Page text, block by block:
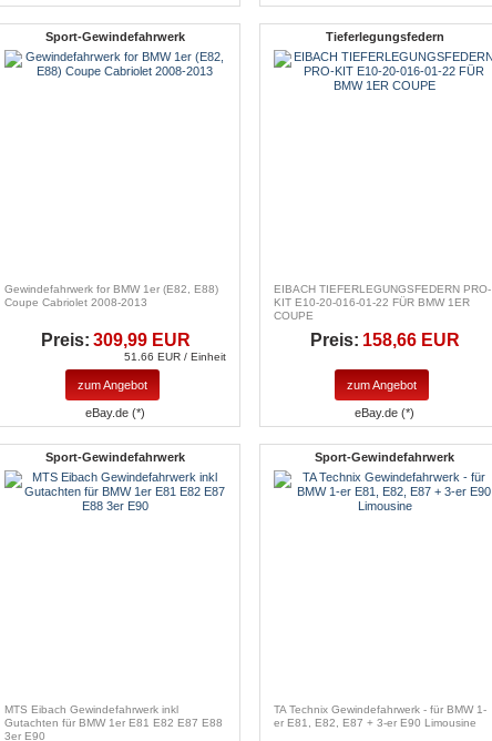
Sport-Gewindefahrwerk
Gewindefahrwerk for BMW 1er (E82, E88)
Coupe Cabriolet 2008-2013
Preis: 309,99 EUR
51.66 EUR / Einheit
zum Angebot
eBay.de (*)
Tieferlegungsfedern
EIBACH TIEFERLEGUNGSFEDERN PRO-
KIT E10-20-016-01-22 FÜR BMW 1ER
COUPE
Preis: 158,66 EUR
zum Angebot
eBay.de (*)
Sport-Gewindefahrwerk
MTS Eibach Gewindefahrwerk inkl
Gutachten für BMW 1er E81 E82 E87 E88
3er E90
Sport-Gewindefahrwerk
TA Technix Gewindefahrwerk - für BMW 1-
er E81, E82, E87 + 3-er E90 Limousine